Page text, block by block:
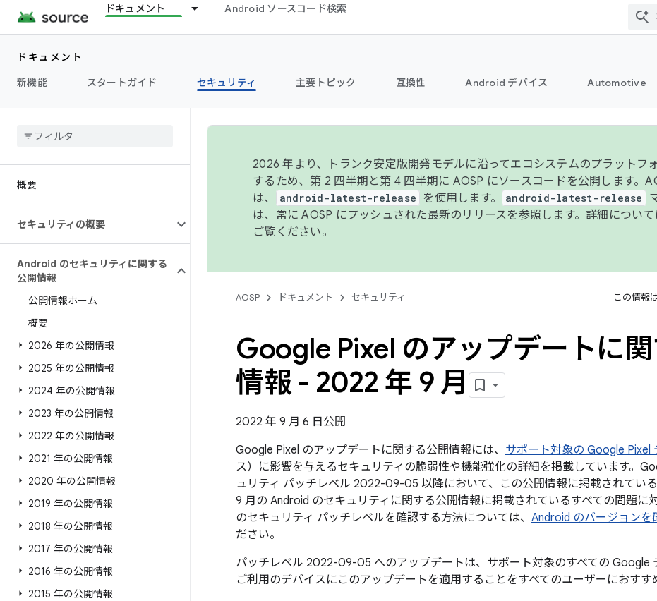
ドキュメント Android ソースコード検索
ドキュメント
新機能
スタートガイド セキュリティ 主要トピック 互換性 Android デバイス Automotive
概要
セキュリティの概要
Android のセキュリティに関する
公開情報
公開情報ホーム
概要
2026 年の公開情報
2025 年の公開情報
2024 年の公開情報
2023 年の公開情報
2022 年の公開情報
2021 年の公開情報
2020 年の公開情報
2019 年の公開情報
2018 年の公開情報
2017 年の公開情報
2016 年の公開情報
2015 年の公開情報
2026 年より、トランク安定版開発モデルに沿ってエコシステムのプラットフ
するため、第 2 四半期と第 4 四半期に AOSP にソースコードを公開します。
は、
android-latest-release を使用します。 android-latest-release
は、常に AOSP にプッシュされた最新のリリースを参照します。詳細について
ご覧ください。
AOSP ドキュメント セキュリティ この情報
Google Pixel のアップデートに
情報 - 2022 年 9 月
2022 年 9 月 6 日公開
Google Pixel のアップデートに関する公開情報には、 サポート対象の Google Pixel
ス）に影響を与えるセキュリティの脆弱性や機能強化の詳細を掲載しています。
ュリティ パッチレベル 2022-09-05 以降において、この公開情報に掲載されてい
9 月の Android のセキュリティに関する公開情報に掲載されているすべての問題に
のセキュリティ パッチレベルを確認する方法については、 Android のバージョンを
ださい。
パッチレベル 2022-09-05 へのアップデートは、サポート対象のすべての Google
ご利用のデバイスにこのアップデートを適用することをすべてのユーザーにおすす